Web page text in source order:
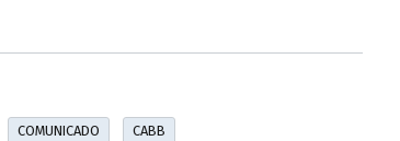
COMUNICADO CABB